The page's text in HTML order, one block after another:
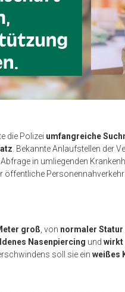
die Polizei umfangreiche
. Bekannte Anlaufstellen der
in umliegenden
öffentliche
groß, von normaler Statur
Nasenpiercing und wirkt
soll sie ein weißes